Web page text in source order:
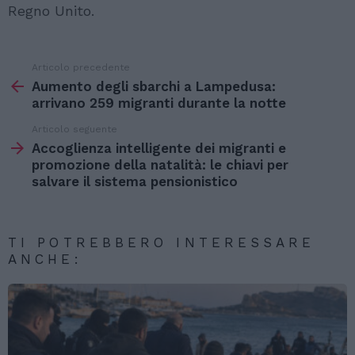
Regno Unito.
di
Articolo precedente
Aumento degli sbarchi a Lampedusa:
arrivano 259 migranti durante la notte
Articolo seguente
Accoglienza intelligente dei migranti e
promozione della natalità: le chiavi per
salvare il sistema pensionistico
TI POTREBBERO INTERESSARE
ANCHE: